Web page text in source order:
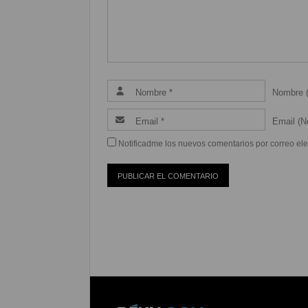
Nombre
Email
Notificadme los nuevos comentarios por correo